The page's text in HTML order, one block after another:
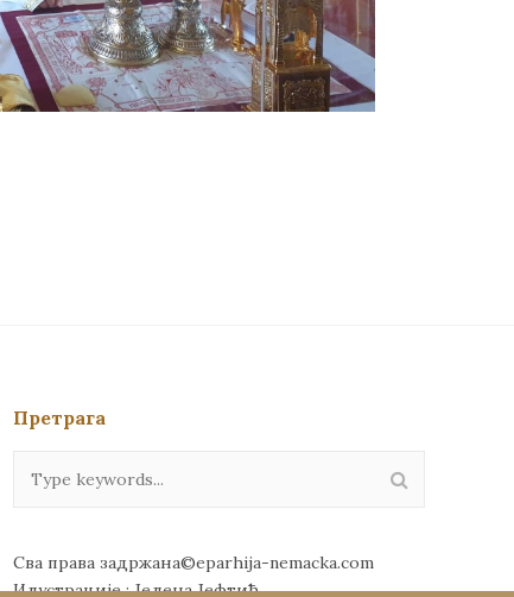
Претрага
Сва права задржана©eparhija-nemacka.com
Илустрације : Јелена Јефтић